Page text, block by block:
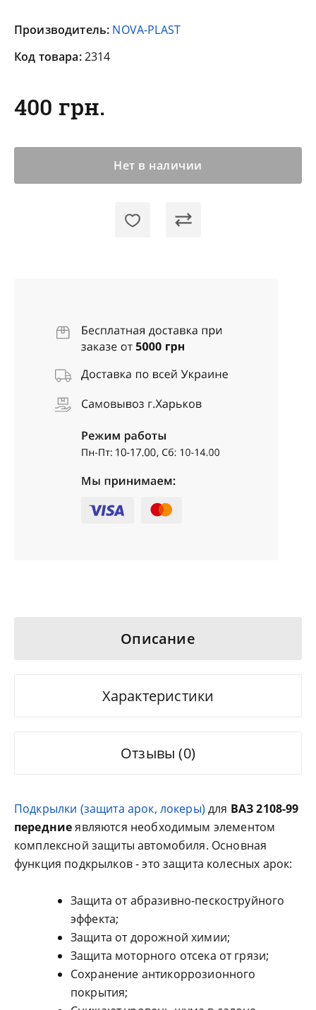
Производитель: NOVA-PLAST
Код товара:2314
400 грн.
Нет в наличии
Описание
Характеристики
Отзывы (0)
Подкрылки (защита арок, локеры) для ВАЗ 2108-99
передниеявляются необходимым элементом
комплексной защиты автомобиля. Основная
функция подкрылков - это защита колесных арок:
Защита от абразивно-пескоструйного
эффекта;
Защита от дорожной химии;
Защита моторного отсека от грязи;
Сохранение антикоррозионного
покрытия;